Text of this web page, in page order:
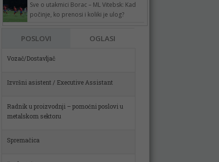
Sve o utakmici Borac – ML Vitebsk: Kad
počinje, ko prenosi i koliki je ulog?
POSLOVI OGLASI
Izvršni asistent / Executive Assistant
Radnik u proizvodnji – pomoćni poslovi u
Spremačica
Poslovođa